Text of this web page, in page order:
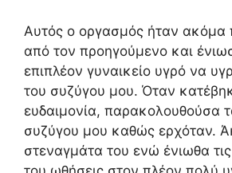
Αυτός ο οργασμός ήταν ακόμα
από τον προηγούμενο και
επιπλέον γυναικείο υγρό να
του συζύγου μου. Όταν
ευδαιμονία, παρακολουθούσα
συζύγου μου καθώς ερχόταν.
στεναγμάτα του ενώ ένιωθα